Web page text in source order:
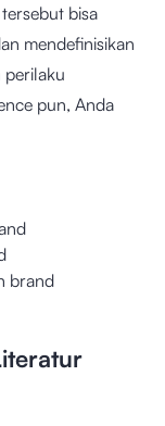
bisa
mendefinisikan
perilaku
pun, Anda
brand